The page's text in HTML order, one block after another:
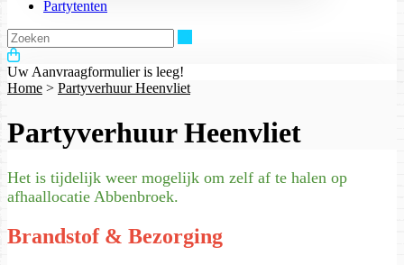
Partytenten
Uw Aanvraagformulier is leeg!
Home > Partyverhuur Heenvliet
Partyverhuur Heenvliet
Het is tijdelijk weer mogelijk om zelf af te halen op
afhaallocatie Abbenbroek.
Brandstof & Bezorging